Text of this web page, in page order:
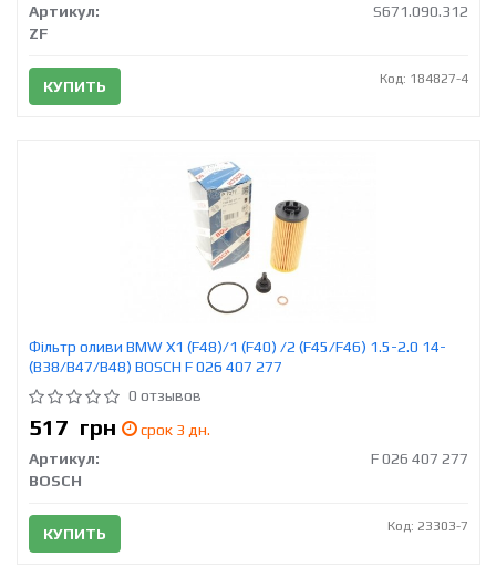
Артикул:
S671.090.312
ZF
КУПИТЬ Код: 184827-4
Фільтр оливи BMW X1 (F48)/1 (F40) /2 (F45/F46) 1.5-2.0 14-
(B38/B47/B48) BOSCH F 026 407 277
0 отзывов
517 грн
срок 3 дн.
Артикул:
F 026 407 277
BOSCH
КУПИТЬ Код: 23303-7